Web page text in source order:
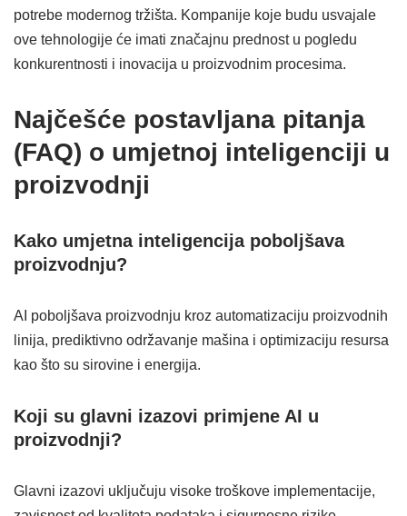
potrebe modernog tržišta. Kompanije koje budu usvajale
ove tehnologije će imati značajnu prednost u pogledu
konkurentnosti i inovacija u proizvodnim procesima.
Najčešće postavljana pitanja
(FAQ) o umjetnoj inteligenciji u
proizvodnji
Kako umjetna inteligencija poboljšava
proizvodnju?
AI poboljšava proizvodnju kroz automatizaciju proizvodnih
linija, prediktivno održavanje mašina i optimizaciju resursa
kao što su sirovine i energija.
Koji su glavni izazovi primjene AI u
proizvodnji?
Glavni izazovi uključuju visoke troškove implementacije,